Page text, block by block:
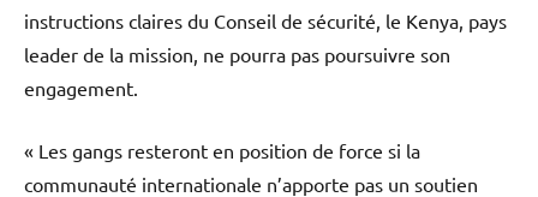
instructions claires du Conseil de sécurité, le Kenya, pays
leader de la mission, ne pourra pas poursuivre son
engagement.
« Les gangs resteront en position de force si la
communauté internationale n’apporte pas un soutien